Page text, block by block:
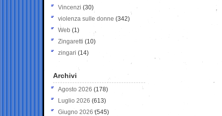
Vincenzi (30)
violenza sulle donne (342)
Web (1)
Zingaretti (10)
zingari (14)
Archivi
Agosto 2026 (178)
Luglio 2026 (613)
Giugno 2026 (545)